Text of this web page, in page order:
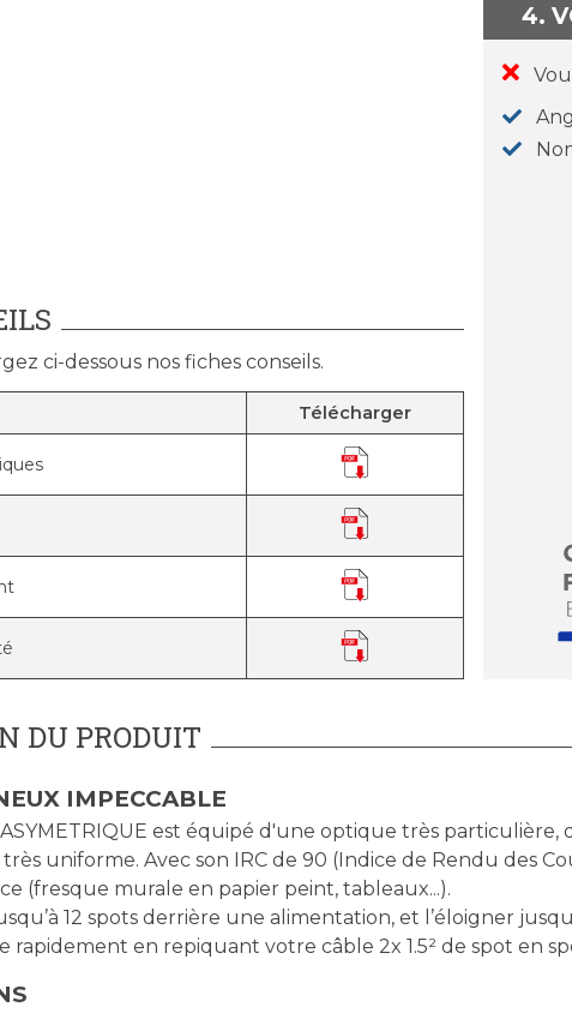
ci-dessous nos fiches conseils.
Télécharger
4.
DU PRODUIT
IMPECCABLE
ASYMETRIQUE est équipé d'une optique très
uniforme. Avec son IRC de 90 (Indice de Rendu des
(fresque murale en papier peint, tableaux...).
12 spots derrière une alimentation, et l’éloigner
rapidement en repiquant votre câble 2x 1.5² de spot en